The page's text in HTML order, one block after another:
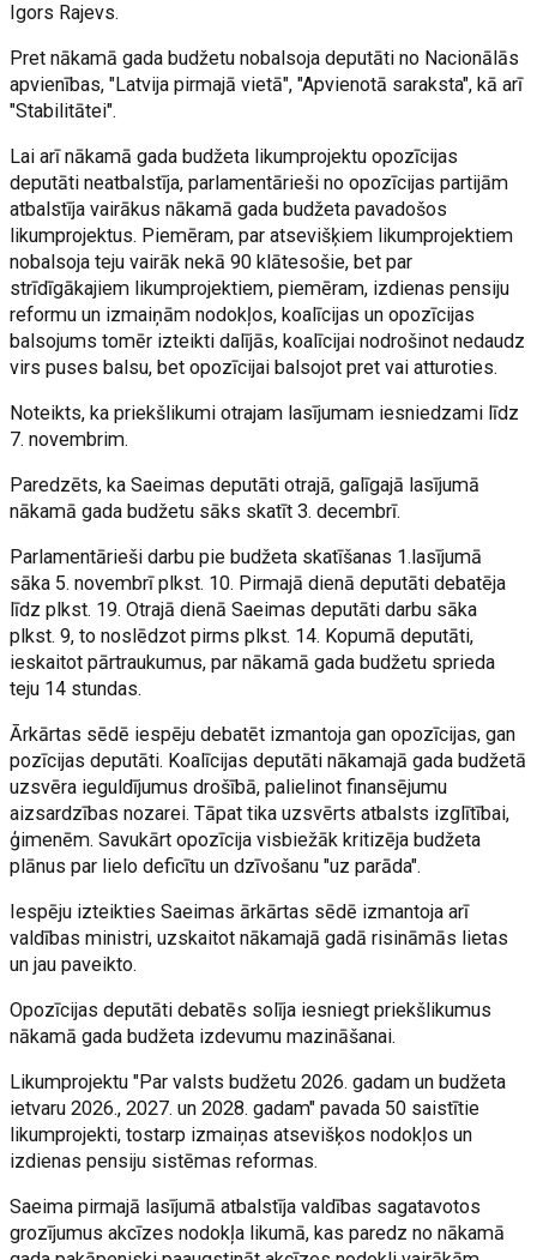
Igors Rajevs.
Pret nākamā gada budžetu nobalsoja deputāti no Nacionālās
apvienības, "Latvija pirmajā vietā", "Apvienotā saraksta", kā arī
"Stabilitātei".
Lai arī nākamā gada budžeta likumprojektu opozīcijas
deputāti neatbalstīja, parlamentārieši no opozīcijas partijām
atbalstīja vairākus nākamā gada budžeta pavadošos
likumprojektus. Piemēram, par atsevišķiem likumprojektiem
nobalsoja teju vairāk nekā 90 klātesošie, bet par
strīdīgākajiem likumprojektiem, piemēram, izdienas pensiju
reformu un izmaiņām nodokļos, koalīcijas un opozīcijas
balsojums tomēr izteikti dalījās, koalīcijai nodrošinot nedaudz
virs puses balsu, bet opozīcijai balsojot pret vai atturoties.
Noteikts, ka priekšlikumi otrajam lasījumam iesniedzami līdz
7. novembrim.
Paredzēts, ka Saeimas deputāti otrajā, galīgajā lasījumā
nākamā gada budžetu sāks skatīt 3. decembrī.
Parlamentārieši darbu pie budžeta skatīšanas 1.lasījumā
sāka 5. novembrī plkst. 10. Pirmajā dienā deputāti debatēja
līdz plkst. 19. Otrajā dienā Saeimas deputāti darbu sāka
plkst. 9, to noslēdzot pirms plkst. 14. Kopumā deputāti,
ieskaitot pārtraukumus, par nākamā gada budžetu sprieda
teju 14 stundas.
Ārkārtas sēdē iespēju debatēt izmantoja gan opozīcijas, gan
pozīcijas deputāti. Koalīcijas deputāti nākamajā gada budžetā
uzsvēra ieguldījumus drošībā, palielinot finansējumu
aizsardzības nozarei. Tāpat tika uzsvērts atbalsts izglītībai,
ģimenēm. Savukārt opozīcija visbiežāk kritizēja budžeta
plānus par lielo deficītu un dzīvošanu "uz parāda".
Iespēju izteikties Saeimas ārkārtas sēdē izmantoja arī
valdības ministri, uzskaitot nākamajā gadā risināmās lietas
un jau paveikto.
Opozīcijas deputāti debatēs solīja iesniegt priekšlikumus
nākamā gada budžeta izdevumu mazināšanai.
Likumprojektu "Par valsts budžetu 2026. gadam un budžeta
ietvaru 2026., 2027. un 2028. gadam" pavada 50 saistītie
likumprojekti, tostarp izmaiņas atsevišķos nodokļos un
izdienas pensiju sistēmas reformas.
Saeima pirmajā lasījumā atbalstīja valdības sagatavotos
grozījumus akcīzes nodokļa likumā, kas paredz no nākamā